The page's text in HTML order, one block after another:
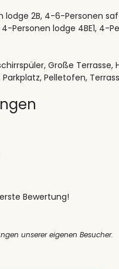
2B, 4-6-Personen
Personen lodge 4BE1, 4-
Große Terrasse,
Pelletofen,
Bewertung!
unserer eigenen Besucher.